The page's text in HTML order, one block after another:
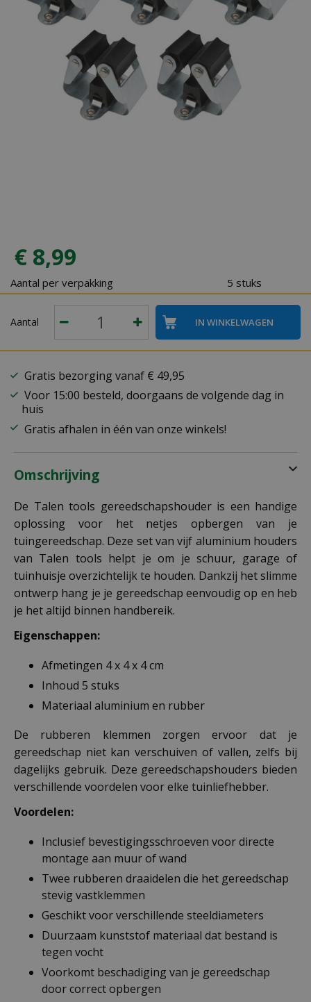
€ 8,99
Aantal per verpakking 5 stuks
Aantal
Gratis bezorging vanaf € 49,95
Voor 15:00 besteld, doorgaans de volgende dag in
huis
Gratis afhalen in één van onze winkels!
Omschrijving
De Talen tools gereedschapshouder is een handige
oplossing voor het netjes opbergen van je
tuingereedschap. Deze set van vijf aluminium houders
van Talen tools helpt je om je schuur, garage of
tuinhuisje overzichtelijk te houden. Dankzij het slimme
ontwerp hang je je gereedschap eenvoudig op en heb
je het altijd binnen handbereik.
Eigenschappen:
Afmetingen 4 x 4 x 4 cm
Inhoud 5 stuks
Materiaal aluminium en rubber
De rubberen klemmen zorgen ervoor dat je
gereedschap niet kan verschuiven of vallen, zelfs bij
dagelijks gebruik. Deze gereedschapshouders bieden
verschillende voordelen voor elke tuinliefhebber.
Voordelen:
Inclusief bevestigingsschroeven voor directe
montage aan muur of wand
Twee rubberen draaidelen die het gereedschap
stevig vastklemmen
Geschikt voor verschillende steeldiameters
Duurzaam kunststof materiaal dat bestand is
tegen vocht
Voorkomt beschadiging van je gereedschap
door correct opbergen